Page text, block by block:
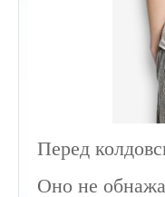
Перед
Оно не